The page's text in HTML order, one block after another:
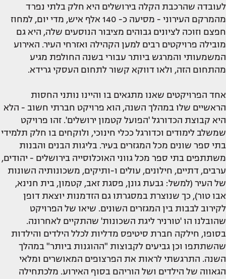
לעובדה שהרכבת הקלה בירושלים היא חלק בלתי נפרד
מהמרקם העירוני - מסיעה כ- 140 אלף איש, מדי יום, למחוז
חפצם וזוכה לציונים גבוהים מציבור הנוסעים שלה, היא גם
מובילה פרויקטים רבים למען הקהילה ואזרחי העיר. האירוע
המשמעותי והמרגש ביותר עבורי בשנה החולפת מגיע
מהתחום הזה, ולאו דווקא קשור לתחום העסקי גרידא.
אחד הפרויקטים שאנו מתגאים בו והיינו נותני החסות
הראשיים שלו במהלך השנה, הוא פרויקט חברתי חשוב - הלא
היא קבוצת הכדורגל 'הפועל קטמון ירושלים'. זהו פרויקט
שמשלב לימודים וכדורגל ככלי חינוכי, ולוקחים בו חלק תלמידי
בתי ספר שונים מכל המגזרים בעיר. בליגות הבנים והבנות
משתתפים בתי ספר מכל גווני האוכלוסייה בירושלים - יהודים,
ערבים, דתיים, חילונים, עולים ו-ותיקים, משכונותיה השונות
של העיר (למשל: גבעת גונן, פסגת זאב, קטמון, בית חנינא,
אבו טור), כך שנוצרת במסגרתו גם הזדמנות יוצאת דופן
לקירוב לבבות בין המגזרים השונים. שיאו של הפרויקט
שהובלנו הו 'טורניר ליגת השכונות' שהתקיים לאחרונה.
בסופו, חילקה חברת סיטיפס מדליות לכלל הילדים והילדות
שהשתתפו וכן גביעים לקבוצות "ההוגנות ביותר" במהלך
השנה. התרגשתי לראות את הפרצופים המאושרים ומלאי
הגאווה של הילדים ושל הוריהם בסוף האירוע. מלכתחילה